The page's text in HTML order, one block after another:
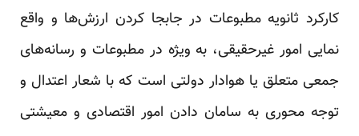
کارکرد ثانویه مطبوعات در جابجا کردن ارزش‌ها و واقع
نمایی امور غیرحقیقی، به ویژه در مطبوعات و رسانه‌های
جمعی متعلق یا هوادار دولتی‌ است که با شعار اعتدال و
توجه محوری به سامان دادن امور اقتصادی و معیشتی